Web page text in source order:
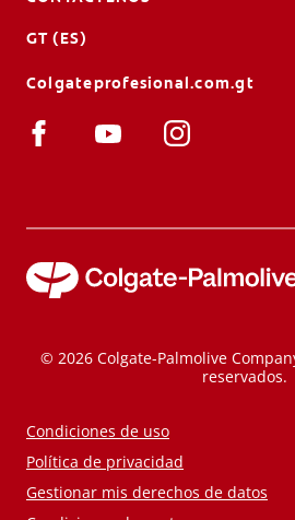
GT (ES)
Colgateprofesional.com.gt
© 2026 Colgate-Palmolive
reservados.
Condiciones de uso
Política de privacidad
Gestionar mis derechos de datos